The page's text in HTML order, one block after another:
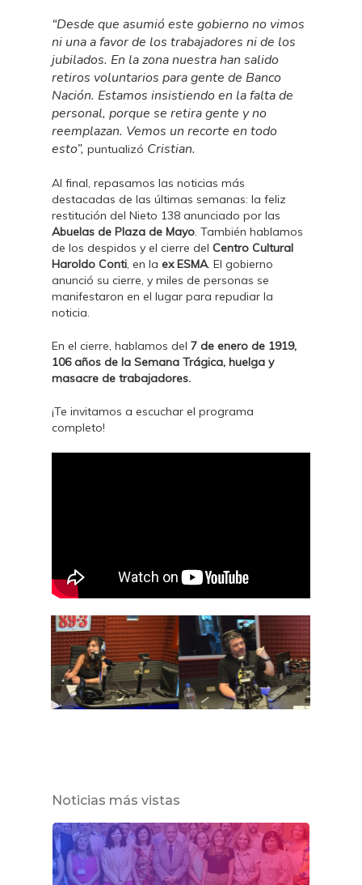
“Desde que asumió este gobierno no vimos
ni una a favor de los trabajadores ni de los
jubilados. En la zona nuestra han salido
retiros voluntarios para gente de Banco
Nación. Estamos insistiendo en la falta de
personal, porque se retira gente y no
reemplazan. Vemos un recorte en todo
esto”,puntualizó Cristian.
Al final, repasamos las noticias más
destacadas de las últimas semanas: la feliz
restitución del Nieto 138 anunciado por las
Abuelas de Plaza de Mayo. También hablamos
de los despidos y el cierre delCentro Cultural
Haroldo Conti, en laex ESMA. El gobierno
anunció su cierre, y miles de personas se
manifestaron en el lugar para repudiar la
noticia.
En el cierre, hablamos del7 de enero de 1919,
106 años de la Semana Trágica, huelga y
masacre de trabajadores.
¡Te invitamos a escuchar el programa
completo!
Noticias más vistas